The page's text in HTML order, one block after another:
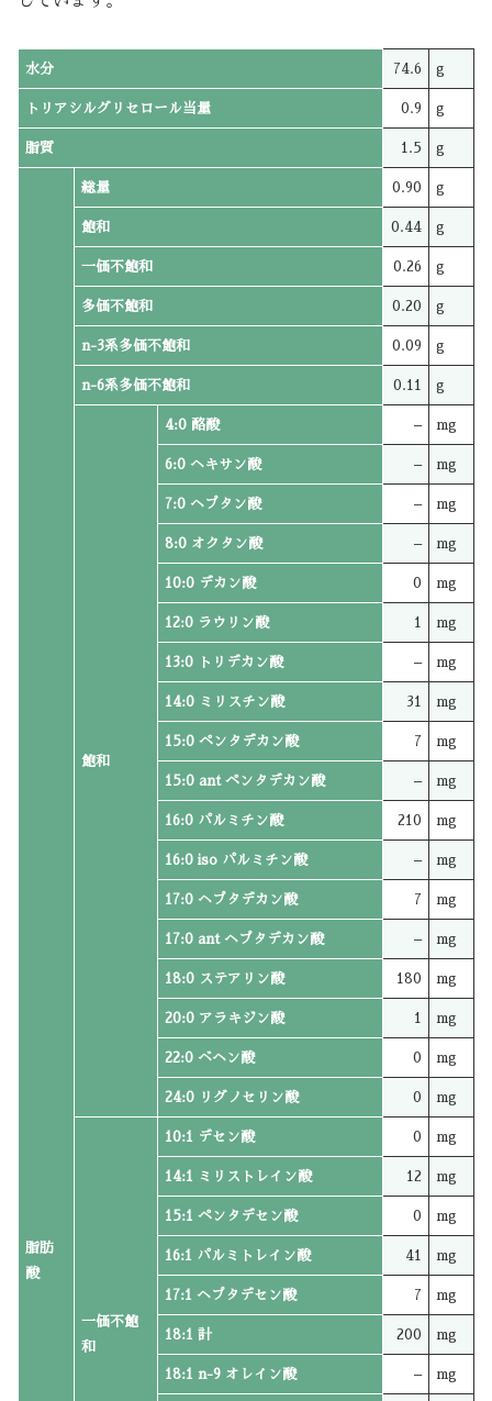
水分 74.6 g
トリアシルグリセロール当量 0.9 g
脂質 1.5 g
脂肪
酸
総量 0.90 g
飽和 0.44 g
一価不飽和 0.26 g
多価不飽和 0.20 g
n-3系多価不飽和 0.09 g
n-6系多価不飽和 0.11 g
飽和
4:0 酪酸 – mg
6:0 ヘキサン酸 – mg
7:0 ヘプタン酸 – mg
8:0 オクタン酸 – mg
10:0 デカン酸 0 mg
12:0 ラウリン酸 1 mg
13:0 トリデカン酸 – mg
14:0 ミリスチン酸 31 mg
15:0 ペンタデカン酸 7 mg
15:0 ant ペンタデカン酸 – mg
16:0 パルミチン酸 210 mg
16:0 iso パルミチン酸 – mg
17:0 ヘプタデカン酸 7 mg
17:0 ant ヘプタデカン酸 – mg
18:0 ステアリン酸 180 mg
20:0 アラキジン酸 1 mg
22:0 ベヘン酸 0 mg
24:0 リグノセリン酸 0 mg
一価不飽
和
10:1 デセン酸 0 mg
14:1 ミリストレイン酸 12 mg
15:1 ペンタデセン酸 0 mg
16:1 パルミトレイン酸 41 mg
17:1 ヘプタデセン酸 7 mg
18:1 計 200 mg
18:1 n-9 オレイン酸 – mg